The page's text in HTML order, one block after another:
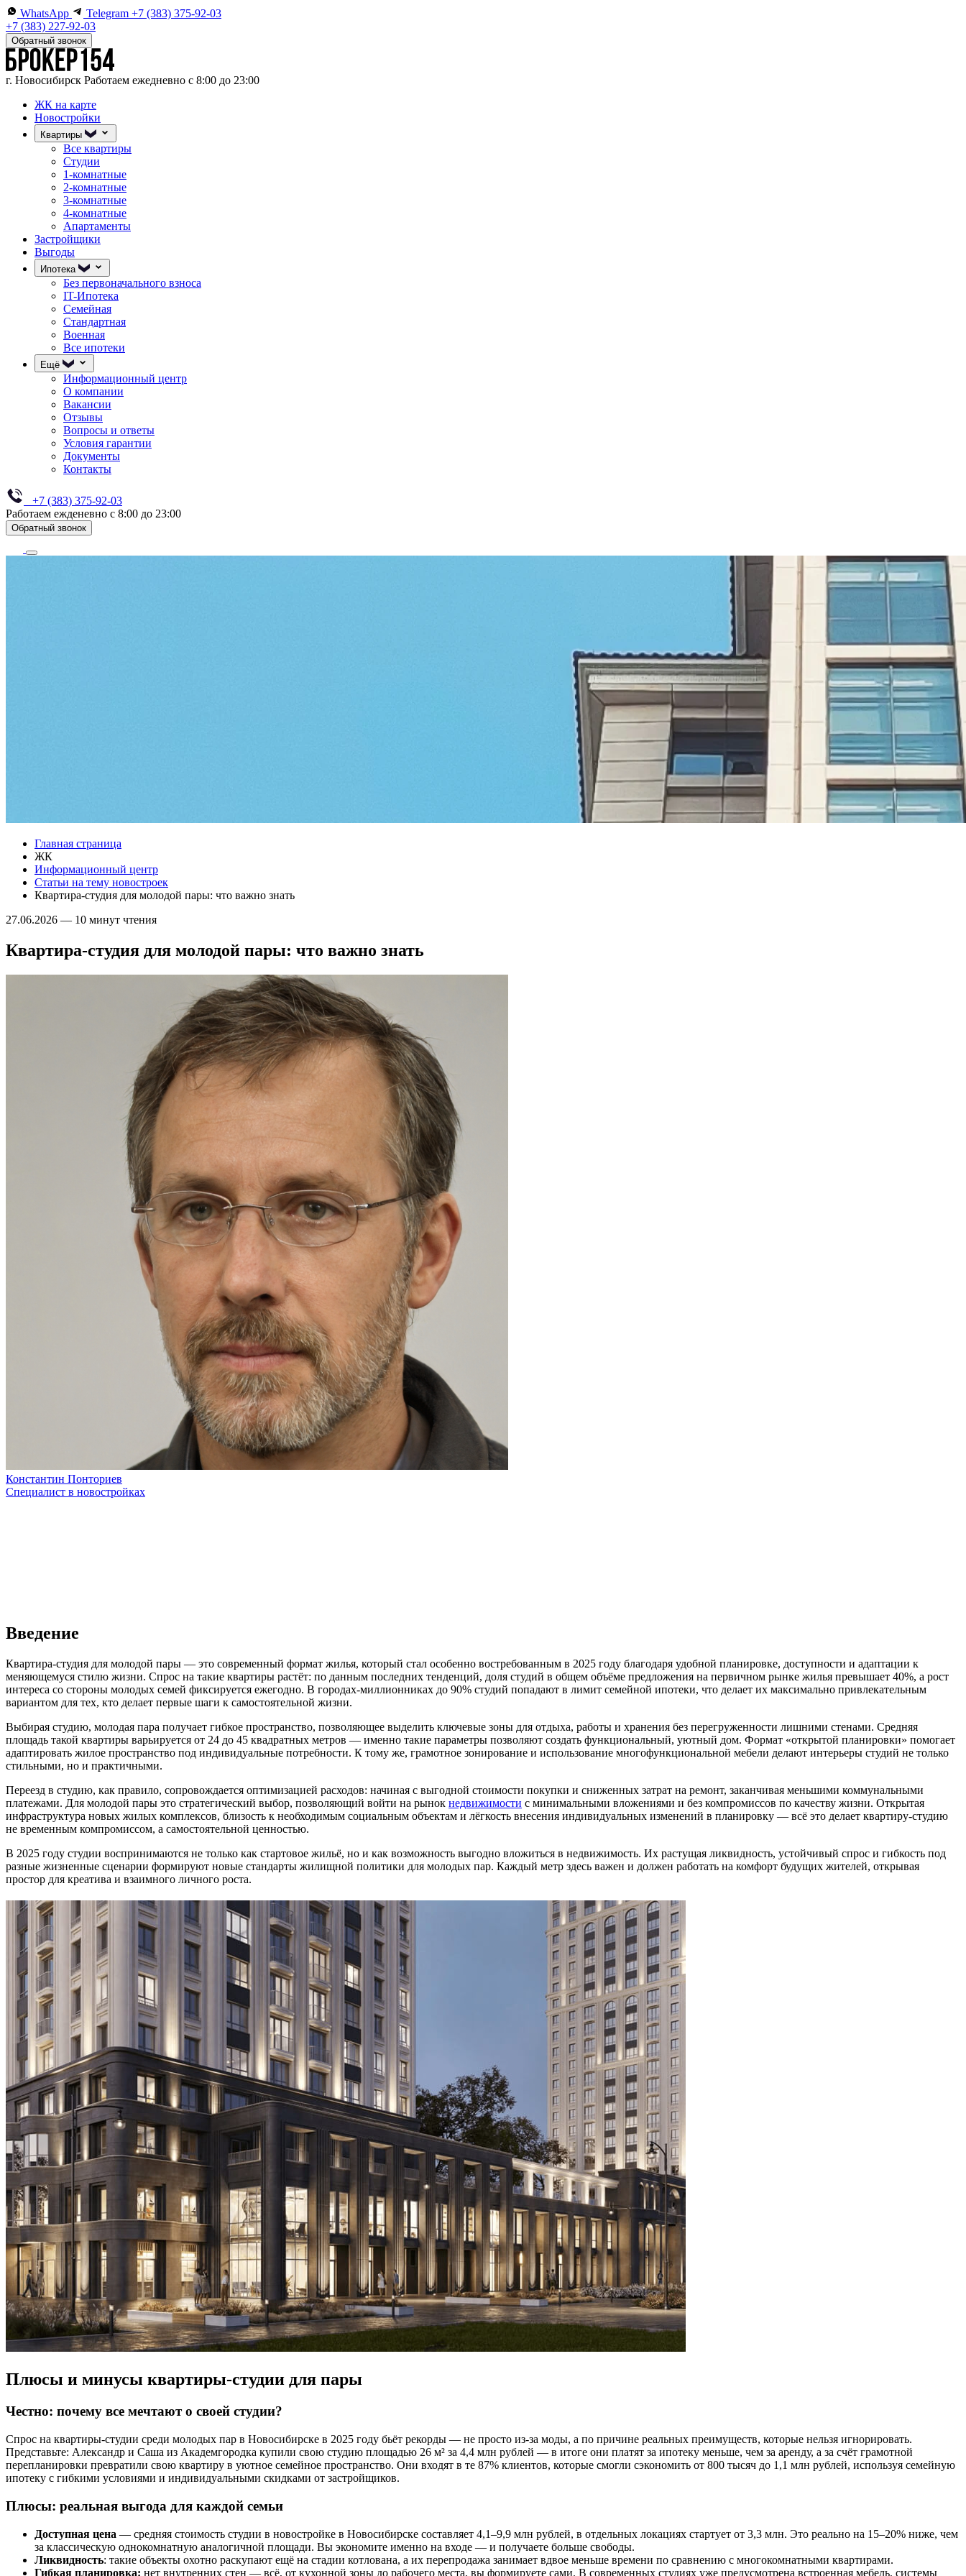
WhatsApp Telegram +7 (383) 375-92-03
+7 (383) 227-92-03
Обратный звонок
г. Новосибирск Работаем ежедневно с 8:00 до 23:00
ЖК на карте
Новостройки
Квартиры
Все квартиры
Студии
1-комнатные
2-комнатные
3-комнатные
4-комнатные
Апартаменты
Застройщики
Выгоды
Ипотека
Без первоначального взноса
IT-Ипотека
Семейная
Стандартная
Военная
Все ипотеки
Ещё
Информационный центр
О компании
Вакансии
Отзывы
Вопросы и ответы
Условия гарантии
Документы
Контакты
+7 (383) 375-92-03
Работаем ежденевно с 8:00 до 23:00
Обратный звонок
Главная страница
ЖК
Информационный центр
Статьи на тему новостроек
Квартира-студия для молодой пары: что важно знать
27.06.2026 — 10 минут чтения
Квартира-студия для молодой пары: что важно знать
Константин Понториев
Специалист в новостройках
Введение
Квартира-студия для молодой пары — это современный формат жилья, который стал особенно востребованным в 2025 году благодаря удобной планировке, доступности и адаптации к
меняющемуся стилю жизни. Спрос на такие квартиры растёт: по данным последних тенденций, доля студий в общем объёме предложения на первичном рынке жилья превышает 40%, а рост
интереса со стороны молодых семей фиксируется ежегодно. В городах-миллионниках до 90% студий попадают в лимит семейной ипотеки, что делает их максимально привлекательным
вариантом для тех, кто делает первые шаги к самостоятельной жизни.
Выбирая студию, молодая пара получает гибкое пространство, позволяющее выделить ключевые зоны для отдыха, работы и хранения без перегруженности лишними стенами. Средняя
площадь такой квартиры варьируется от 24 до 45 квадратных метров — именно такие параметры позволяют создать функциональный, уютный дом. Формат «открытой планировки» помогает
адаптировать жилое пространство под индивидуальные потребности. К тому же, грамотное зонирование и использование многофункциональной мебели делают интерьеры студий не только
стильными, но и практичными.
Переезд в студию, как правило, сопровождается оптимизацией расходов: начиная с выгодной стоимости покупки и сниженных затрат на ремонт, заканчивая меньшими коммунальными
платежами. Для молодой пары это стратегический выбор, позволяющий войти на рынок недвижимости с минимальными вложениями и без компромиссов по качеству жизни. Открытая
инфраструктура новых жилых комплексов, близость к необходимым социальным объектам и лёгкость внесения индивидуальных изменений в планировку — всё это делает квартиру-студию
не временным компромиссом, а самостоятельной ценностью.
В 2025 году студии воспринимаются не только как стартовое жильё, но и как возможность выгодно вложиться в недвижимость. Их растущая ликвидность, устойчивый спрос и гибкость под
разные жизненные сценарии формируют новые стандарты жилищной политики для молодых пар. Каждый метр здесь важен и должен работать на комфорт будущих жителей, открывая
простор для креатива и взаимного личного роста.
Плюсы и минусы квартиры-студии для пары
Честно: почему все мечтают о своей студии?
Спрос на квартиры-студии среди молодых пар в Новосибирске в 2025 году бьёт рекорды — не просто из-за моды, а по причине реальных преимуществ, которые нельзя игнорировать.
Представьте: Александр и Саша из Академгородка купили свою студию площадью 26 м² за 4,4 млн рублей — в итоге они платят за ипотеку меньше, чем за аренду, а за счёт грамотной
перепланировки превратили свою квартиру в уютное семейное пространство. Они входят в те 87% клиентов, которые смогли сэкономить от 800 тысяч до 1,1 млн рублей, используя семейную
ипотеку с гибкими условиями и индивидуальными скидками от застройщиков.
Плюсы: реальная выгода для каждой семьи
Доступная цена — средняя стоимость студии в новостройке в Новосибирске составляет 4,1–9,9 млн рублей, в отдельных локациях стартует от 3,3 млн. Это реально на 15–20% ниже, чем
за классическую однокомнатную аналогичной площади. Вы экономите именно на входе — и получаете больше свободы.
Ликвидность: такие объекты охотно раскупают ещё на стадии котлована, а их перепродажа занимает вдвое меньше времени по сравнению с многокомнатными квартирами.
Гибкая планировка: нет внутренних стен — всё, от кухонной зоны до рабочего места, вы формируете сами. В современных студиях уже предусмотрена встроенная мебель, системы